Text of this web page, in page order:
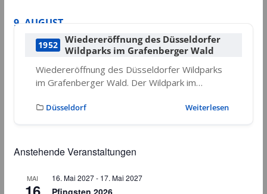
9. AUGUST
1952
Wiedereröffnung des Düsseldorfer
Wildparks im Grafenberger Wald
Wiedereröffnung des Düsseldorfer Wildparks
im Grafenberger Wald. Der Wildpark im…
Düsseldorf Weiterlesen
Anstehende Veranstaltungen
MAI 16. Mai 2027- 17. Mai 2027
Pfingsten 2026